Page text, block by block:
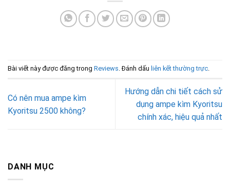
Bài viết này được đăng trong Reviews. Đánh dấu liên kết thường trực.
Có nên mua ampe kìm
Kyoritsu 2500 không?
Hướng dẫn chi tiết cách sử
dụng ampe kìm Kyoritsu
chính xác, hiệu quả nhất
DANH MỤC